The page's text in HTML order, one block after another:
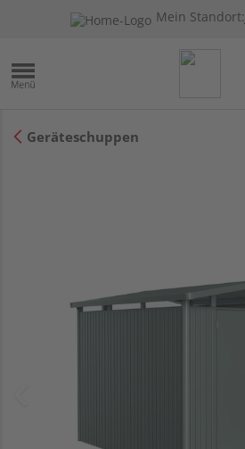
Mein Standort:
Geräteschuppen